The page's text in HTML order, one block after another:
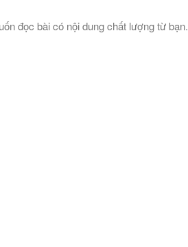
đọc bài có nội dung chất lượng từ bạn.